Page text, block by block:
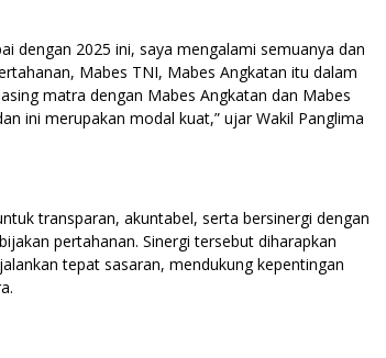
dengan 2025 ini, saya mengalami semuanya dan
Mabes TNI, Mabes Angkatan itu dalam
matra dengan Mabes Angkatan dan Mabes
ini merupakan modal kuat,” ujar Wakil Panglima
transparan, akuntabel, serta bersinergi dengan
pertahanan. Sinergi tersebut diharapkan
tepat sasaran, mendukung kepentingan